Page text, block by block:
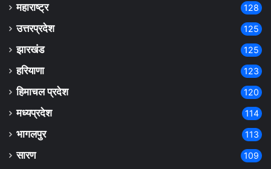
महाराष्ट्र 128
उत्तरप्रदेश 125
झारखंड 125
हरियाणा 123
हिमाचल प्रदेश 120
मध्यप्रदेश 114
भागलपुर 113
सारण 109